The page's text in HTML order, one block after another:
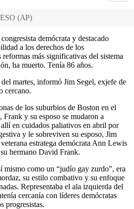
(AP)
demócrata y destacado
a los derechos de los
más significativas del sistema
ha muerto. Tenía 86 años.
martes, informó Jim Segel, exjefe de
cercano.
de los suburbios de Boston en el
Frank y su esposo se mudaron a
en cuidados paliativos en abril por
y le sobreviven su esposo, Jim
estratega demócrata Ann Lewis
hermano David Frank.
mismo como un “judío gay zurdo”, era
su estilo combativo y su enfoque
Representaba el ala izquierda del
cercanía con líderes demócratas
progresistas.